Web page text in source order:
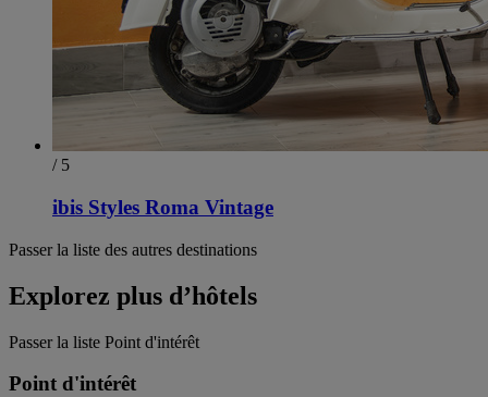
/ 5
ibis Styles Roma Vintage
Passer la liste des autres destinations
Explorez plus d’hôtels
Passer la liste Point d'intérêt
Point d'intérêt